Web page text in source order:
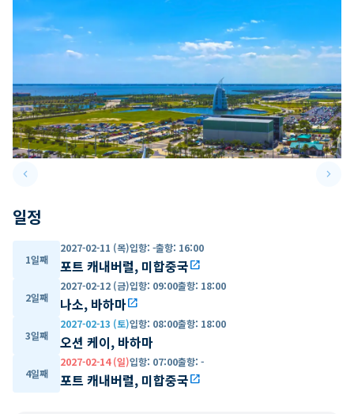
keyboard_arrow_leftPrevious slide keyboard_arrow_right
일정
1일째
2027-02-11 (목)입항: -출항: 16:00
포트 캐내버럴, 미합중국open_in_new
2일째
2027-02-12 (금)입항: 09:00출항: 18:00
나소, 바하마open_in_new
3일째
2027-02-13 (토)입항: 08:00출항: 18:00
오션 케이, 바하마
4일째
2027-02-14 (일)입항: 07:00출항: -
포트 캐내버럴, 미합중국open_in_new